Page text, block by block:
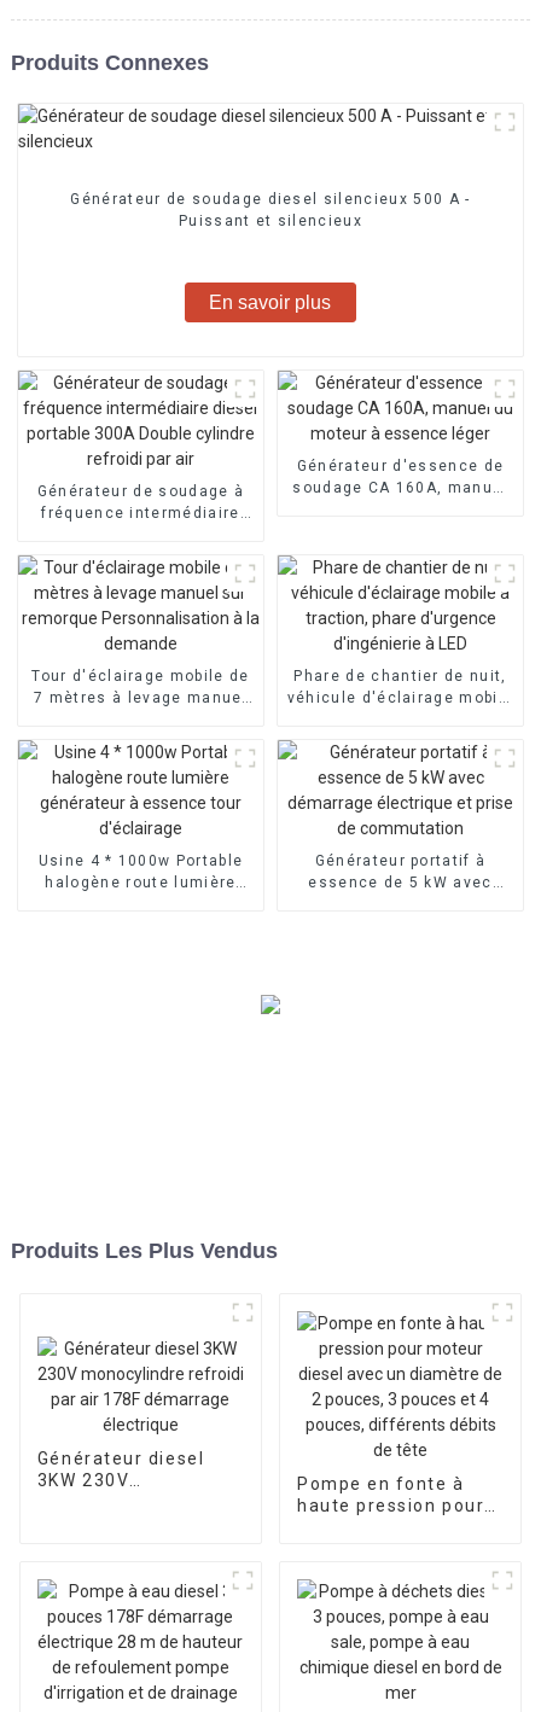
Produits Connexes
Générateur de soudage diesel silencieux 500 A -
Puissant et silencieux
En savoir plus
Générateur de soudage à
fréquence intermédiaire
Double cylindre refroidi par
air
Générateur d'essence de
soudage CA 160A, manuel
Tour d'éclairage mobile de
7 mètres à levage manuel
Personnalisation à la
demande
Phare de chantier de nuit,
véhicule d'éclairage mobile
d'ingénierie à LED
Usine 4 * 1000w Portable
halogène route lumière
Générateur portatif à
essence de 5 kW avec
Produits Les Plus Vendus
Générateur diesel
3KW 230V
Pompe en fonte à
haute pression pour
pouces, 3 pouces et 4
pouces, différents
débits de tête